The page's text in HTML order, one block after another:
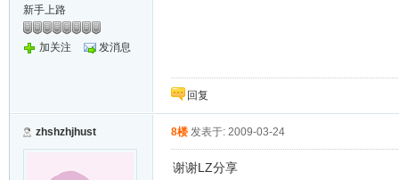
新手上路
加关注 发消息
回复
zhshzhjhust 8楼 发表于: 2009-03-24
谢谢LZ分享